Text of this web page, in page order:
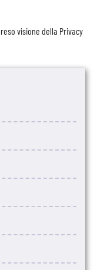
visione della Privacy